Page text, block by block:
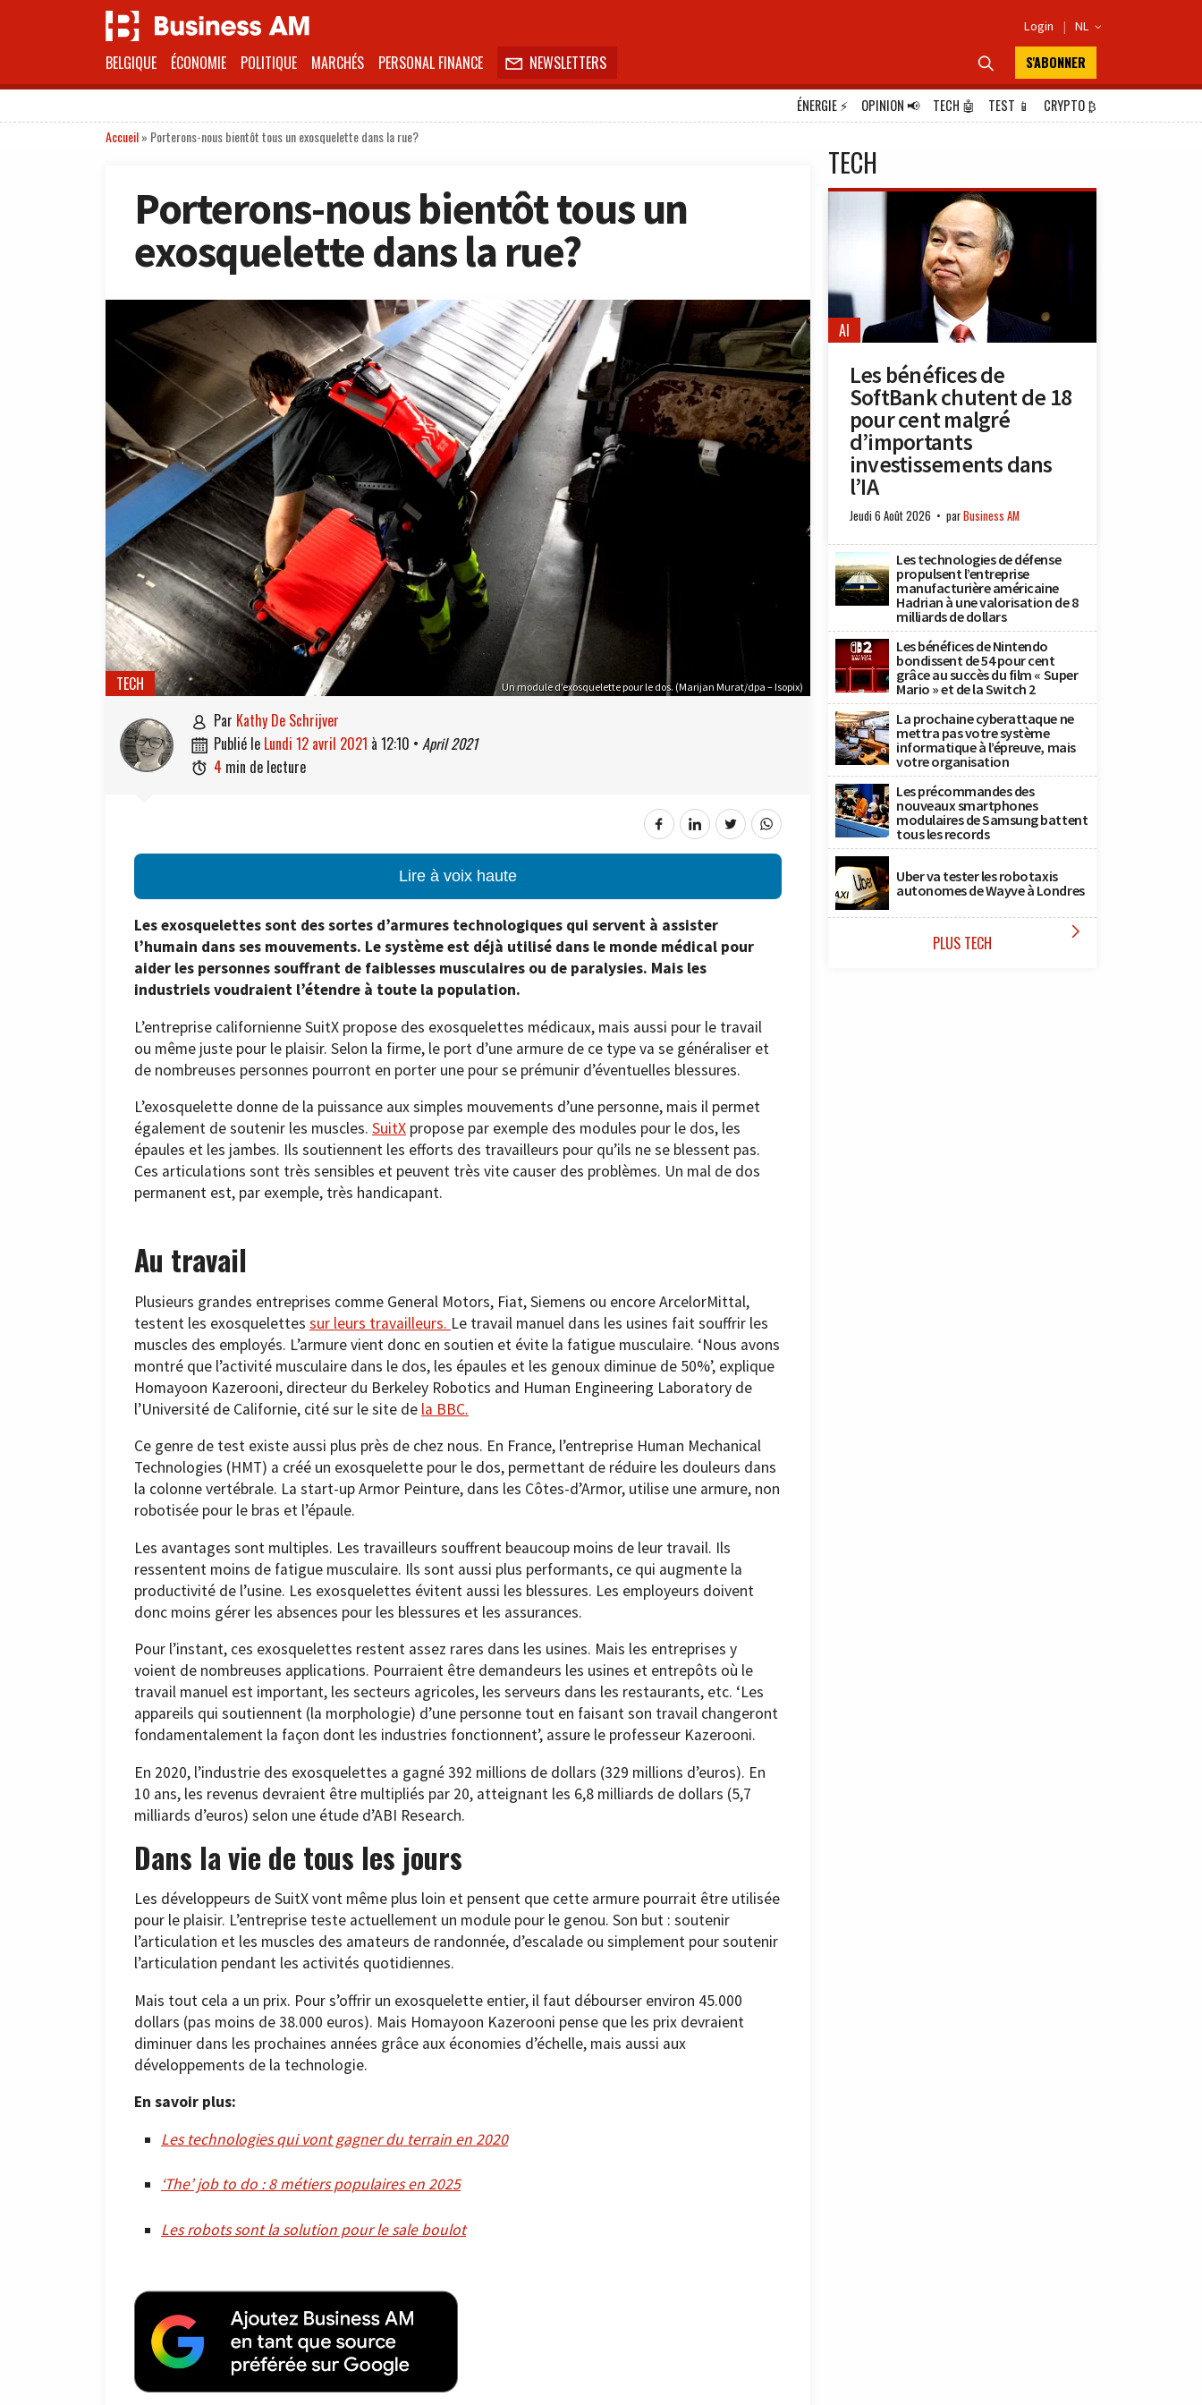
Login | NL 
BELGIQUE ÉCONOMIE POLITIQUE MARCHÉS PERSONAL FINANCE  NEWSLETTERS  S'ABONNER
ÉNERGIE⚡ OPINION📢 TECH 🤖 TEST 📱 CRYPTO₿
Accueil» Porterons-nous bientôt tous un exosquelette dans la rue?
Porterons-nous bientôt tous un
exosquelette dans la rue?
Un module d’exosquelette pour le dos. (Marijan Murat/dpa – Isopix)
TECH
 par Kathy De Schrijver
 publié le lundi 12 avril 2021 à 12:10 • April 2021
 4 min de lecture
Lire à voix haute
Les exosquelettes sont des sortes d’armures technologiques qui servent à assister
l’humain dans ses mouvements. Le système est déjà utilisé dans le monde médical pour
aider les personnes souffrant de faiblesses musculaires ou de paralysies. Mais les
industriels voudraient l’étendre à toute la population.
L’entreprise californienne SuitX propose des exosquelettes médicaux, mais aussi pour le travail
ou même juste pour le plaisir. Selon la firme, le port d’une armure de ce type va se généraliser et
de nombreuses personnes pourront en porter une pour se prémunir d’éventuelles blessures.
L’exosquelette donne de la puissance aux simples mouvements d’une personne, mais il permet
également de soutenir les muscles. SuitX propose par exemple des modules pour le dos, les
épaules et les jambes. Ils soutiennent les efforts des travailleurs pour qu’ils ne se blessent pas.
Ces articulations sont très sensibles et peuvent très vite causer des problèmes. Un mal de dos
permanent est, par exemple, très handicapant.
Au travail
Plusieurs grandes entreprises comme General Motors, Fiat, Siemens ou encore ArcelorMittal,
testent les exosquelettes sur leurs travailleurs. Le travail manuel dans les usines fait souffrir les
muscles des employés. L’armure vient donc en soutien et évite la fatigue musculaire. ‘Nous avons
montré que l’activité musculaire dans le dos, les épaules et les genoux diminue de 50%’, explique
Homayoon Kazerooni, directeur du Berkeley Robotics and Human Engineering Laboratory de
l’Université de Californie, cité sur le site de la BBC.
Ce genre de test existe aussi plus près de chez nous. En France, l’entreprise Human Mechanical
Technologies (HMT) a créé un exosquelette pour le dos, permettant de réduire les douleurs dans
la colonne vertébrale. La start-up Armor Peinture, dans les Côtes-d’Armor, utilise une armure, non
robotisée pour le bras et l’épaule.
Les avantages sont multiples. Les travailleurs souffrent beaucoup moins de leur travail. Ils
ressentent moins de fatigue musculaire. Ils sont aussi plus performants, ce qui augmente la
productivité de l’usine. Les exosquelettes évitent aussi les blessures. Les employeurs doivent
donc moins gérer les absences pour les blessures et les assurances.
Pour l’instant, ces exosquelettes restent assez rares dans les usines. Mais les entreprises y
voient de nombreuses applications. Pourraient être demandeurs les usines et entrepôts où le
travail manuel est important, les secteurs agricoles, les serveurs dans les restaurants, etc. ‘Les
appareils qui soutiennent (la morphologie) d’une personne tout en faisant son travail changeront
fondamentalement la façon dont les industries fonctionnent’, assure le professeur Kazerooni.
En 2020, l’industrie des exosquelettes a gagné 392 millions de dollars (329 millions d’euros). En
10 ans, les revenus devraient être multipliés par 20, atteignant les 6,8 milliards de dollars (5,7
milliards d’euros) selon une étude d’ABI Research.
Dans la vie de tous les jours
Les développeurs de SuitX vont même plus loin et pensent que cette armure pourrait être utilisée
pour le plaisir. L’entreprise teste actuellement un module pour le genou. Son but : soutenir
l’articulation et les muscles des amateurs de randonnée, d’escalade ou simplement pour soutenir
l’articulation pendant les activités quotidiennes.
Mais tout cela a un prix. Pour s’offrir un exosquelette entier, il faut débourser environ 45.000
dollars (pas moins de 38.000 euros). Mais Homayoon Kazerooni pense que les prix devraient
diminuer dans les prochaines années grâce aux économies d’échelle, mais aussi aux
développements de la technologie.
En savoir plus:
Les technologies qui vont gagner du terrain en 2020
‘The’ job to do : 8 métiers populaires en 2025
Les robots sont la solution pour le sale boulot
TECH
AI
Les bénéfices de
SoftBank chutent de 18
pour cent malgré
d’importants
investissements dans
l’IA
Jeudi 6 Août 2026 parBusiness AM
Les technologies de défense
propulsent l’entreprise
manufacturière américaine
Hadrian à une valorisation de 8
milliards de dollars
Les bénéfices de Nintendo
bondissent de 54 pour cent
grâce au succès du film « Super
Mario » et de la Switch 2
La prochaine cyberattaque ne
mettra pas votre système
informatique à l’épreuve, mais
votre organisation
Les précommandes des
nouveaux smartphones
modulaires de Samsung battent
tous les records
Uber va tester les robotaxis
autonomes de Wayve à Londres
PLUS TECH 